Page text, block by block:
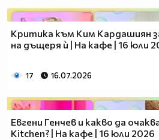
Критика към Ким Кардашиян
на дъщеря ѝ | На кафе | 16 юли
17 16.07.2026
Евгени Генчев и какво да
Kitchen? | На кафе | 16 юли 2026